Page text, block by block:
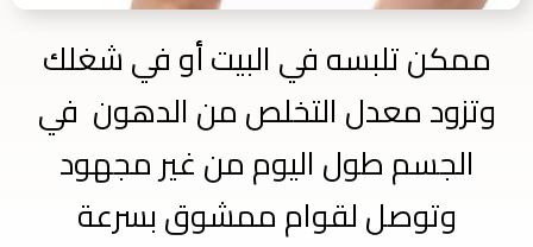
ممكن تلبسه في البيت أو في شغلك
وتزود معدل التخلص من الدهون في
الجسم طول اليوم من غير مجهود
وتوصل لقوام ممشوق بسرعة